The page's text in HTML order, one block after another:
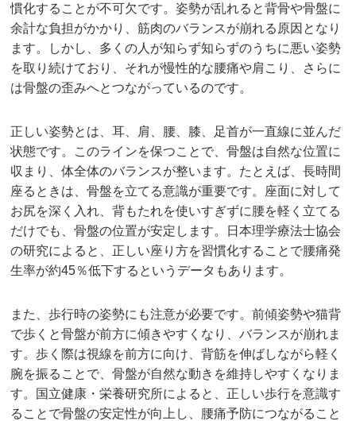
慣化することが不可欠です。姿勢が乱れると背骨や骨盤に
余計な負担がかかり、筋肉のバランスが崩れる原因となり
ます。しかし、多くの人が知らず知らずのうちに悪い姿勢
を取り続けており、それが慢性的な腰痛や肩こり、さらに
は骨盤の歪みへとつながっているのです。
正しい姿勢とは、耳、肩、腰、膝、足首が一直線に並んだ
状態です。このラインを保つことで、骨盤は自然な位置に
収まり、体全体のバランスが整います。たとえば、長時間
座るときは、骨盤を立てる意識が重要です。座面に対して
お尻を深く入れ、背もたれを使いすぎずに腰を軽く立てる
だけでも、骨盤の位置が安定します。日本理学療法士協会
の研究によると、正しい座り方を習慣化することで腰痛発
生率が約45％低下するというデータもあります。
また、歩行時の姿勢にも注意が必要です。前傾姿勢や猫背
で歩くと骨盤が前方に傾きやすくなり、バランスが崩れま
す。歩く際は視線を前方に向け、背筋を伸ばしながら軽く
腕を振ることで、骨盤が自然な動きを維持しやすくなりま
す。国立健康・栄養研究所によると、正しい歩行を意識す
ることで骨盤の安定性が向上し、腰痛予防につながること